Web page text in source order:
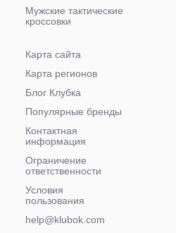
Мужские тактические
кроссовки
Карта сайта
Карта регионов
Блог Клубка
Популярные бренды
Контактная
информация
Ограничение
ответственности
Условия
пользования
help@klubok.com